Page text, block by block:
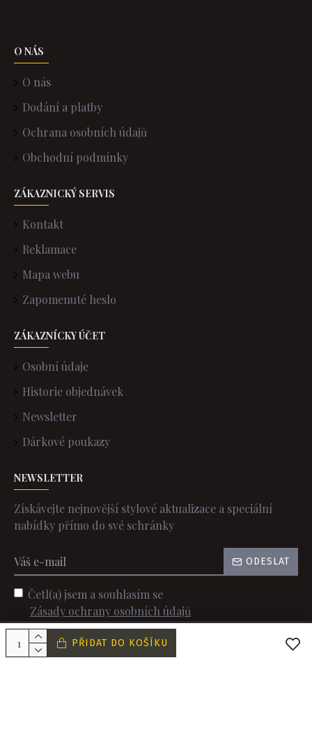
PŘIDAT DO KOŠÍKU
O NÁS
O nás
Dodání a platby
Ochrana osobních údajů
Obchodní podmínky
ZÁKAZNICKÝ SERVIS
Kontakt
Reklamace
Mapa webu
Zapomenuté heslo
ZÁKAZNÍCKY ÚČET
Osobní údaje
Historie objednávek
Newsletter
Dárkové poukazy
NEWSLETTER
Získávejte nejnovější stylové aktualizace a speciální
nabídky přímo do své schránky
ODESLAT
Četl(a) jsem a souhlasím se
Zásady ochrany osobních údajů